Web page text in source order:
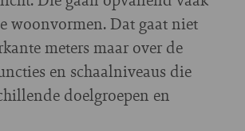
woonvormen. Dat gaat niet
meters maar over de
en schaalniveaus die
doelgroepen en